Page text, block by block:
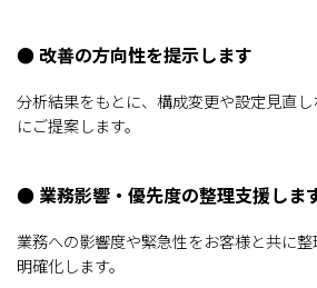
● 改善の方向性を提示します
分析結果をもとに、構成変更や設定見直
にご提案します。
● 業務影響・優先度の整理支援しま
業務への影響度や緊急性をお客様と共に
明確化します。